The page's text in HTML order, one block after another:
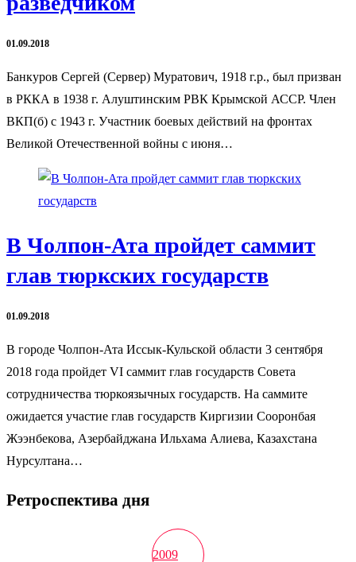
01.09.2018
Банкуров Сергей (Сервер) Муратович, 1918 г.р., был призван
в РККА в 1938 г. Алуштинским РВК Крымской АССР. Член
ВКП(б) с 1943 г. Участник боевых действий на фронтах
Великой Отечественной войны с июня…
В Чолпон-Ата пройдет саммит
глав тюркских государств
01.09.2018
В городе Чолпон-Ата Иссык-Кульской области 3 сентября
2018 года пройдет VI саммит глав государств Совета
сотрудничества тюркоязычных государств. На саммите
ожидается участие глав государств Киргизии Сооронбая
Жээнбекова, Азербайджана Ильхама Алиева, Казахстана
Нурсултана…
Ретроспектива дня
2009